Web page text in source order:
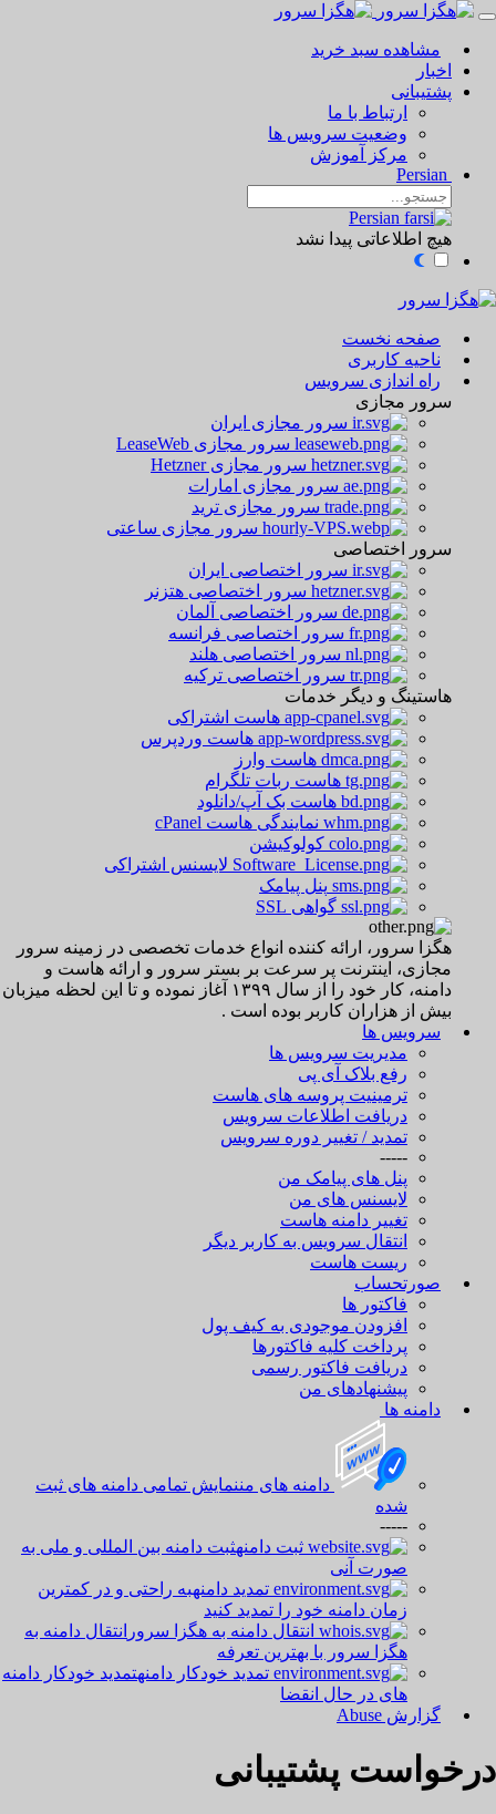
مشاهده سبد خرید
اخبار
پشتیبانی
ارتباط با ما
وضعیت سرویس ها
مرکز آموزش
Persian
Persian
هیچ اطلاعاتی پیدا نشد
صفحه نخست
ناحیه کاربری
راه اندازی سرویس
سرور مجازی
سرور مجازی ایران
سرور مجازی LeaseWeb
سرور مجازی Hetzner
سرور مجازی امارات
سرور مجازی ترید
سرور مجازی ساعتی
سرور اختصاصی
سرور اختصاصی ایران
سرور اختصاصی هتزنر
سرور اختصاصی آلمان
سرور اختصاصی فرانسه
سرور اختصاصی هلند
سرور اختصاصی ترکیه
هاستینگ و دیگر خدمات
هاست اشتراکی
هاست وردپرس
هاست وارز
هاست ربات تلگرام
هاست بک آپ/دانلود
نمایندگی هاست cPanel
کولوکیشن
لایسنس اشتراکی
پنل پیامک
گواهی SSL
هگزا سرور، ارائه کننده انواع خدمات تخصصی در زمینه سرور
مجازی، اینترنت پر سرعت بر بستر سرور و ارائه هاست و
دامنه، کار خود را از سال ۱۳۹۹ آغاز نموده و تا این لحظه میزبان
بیش از هزاران کاربر بوده است .
سرویس ها
مدیریت سرویس ها
رفع بلاک آی پی
ترمینیت پروسه های هاست
دریافت اطلاعات سرویس
تمدید / تغییر دوره سرویس
-----
پنل های پیامک من
لایسنس های من
تغییر دامنه هاست
انتقال سرویس به کاربر دیگر
ریست هاست
صورتحساب
فاکتور ها
افزودن موجودی به کیف پول
پرداخت کلیه فاکتورها
دریافت فاکتور رسمی
پیشنهادهای من
دامنه ها
دامنه های مننمایش تمامی دامنه های ثبت
شده
-----
ثبت دامنهثبت دامنه بین المللی و ملی به
صورت آنی
تمدید دامنهبه راحتی و در کمترین
زمان دامنه خود را تمدید کنید
انتقال دامنه به هگزا سرور انتقال دامنه به
هگزا سرور با بهترین تعرفه
تمدید خودکار دامنهتمدید خودکار دامنه
های در حال انقضا
گزارش Abuse
درخواست پشتیبانی